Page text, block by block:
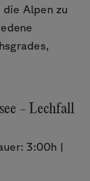
Alpen zu
- Lechfall
3:00h |